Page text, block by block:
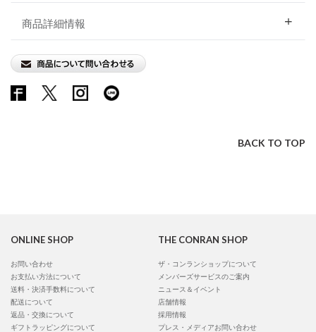
商品詳細情報
BACK TO TOP
ONLINE SHOP
お問い合わせ
お支払い方法について
送料・決済手数料について
配送について
返品・交換について
ギフトラッピングについて
THE CONRAN SHOP
ザ・コンランショップについて
メンバーズサービスのご案内
ニュース＆イベント
店舗情報
採用情報
プレス・メディアお問い合わせ